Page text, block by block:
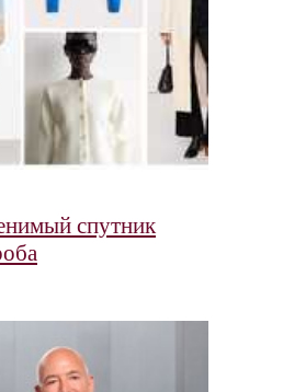
спутник